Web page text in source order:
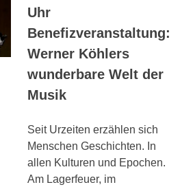
Uhr
Benefizveranstaltung:
Werner Köhlers
wunderbare Welt der
Musik
Seit Urzeiten erzählen sich
Menschen Geschichten. In
allen Kulturen und Epochen.
Am Lagerfeuer, im